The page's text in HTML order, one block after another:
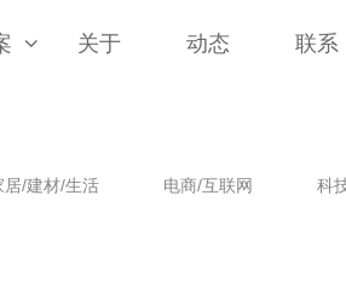
关于 动态 联系
居/建材/生活 电商/互联网 科